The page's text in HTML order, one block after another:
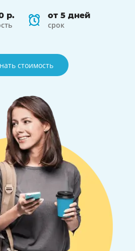
р.
от 5 дней
срок
стоимость